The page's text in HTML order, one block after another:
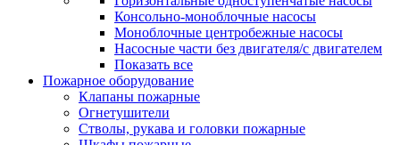
Консольно-моноблочные насосы
Моноблочные центробежные насосы
Насосные части без двигателя/с двигателем
Показать все
Пожарное оборудование
Клапаны пожарные
Огнетушители
Стволы, рукава и головки пожарные